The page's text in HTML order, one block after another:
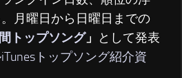
月曜日から日曜日までの
トップソング」 として発表
トップソング紹介資